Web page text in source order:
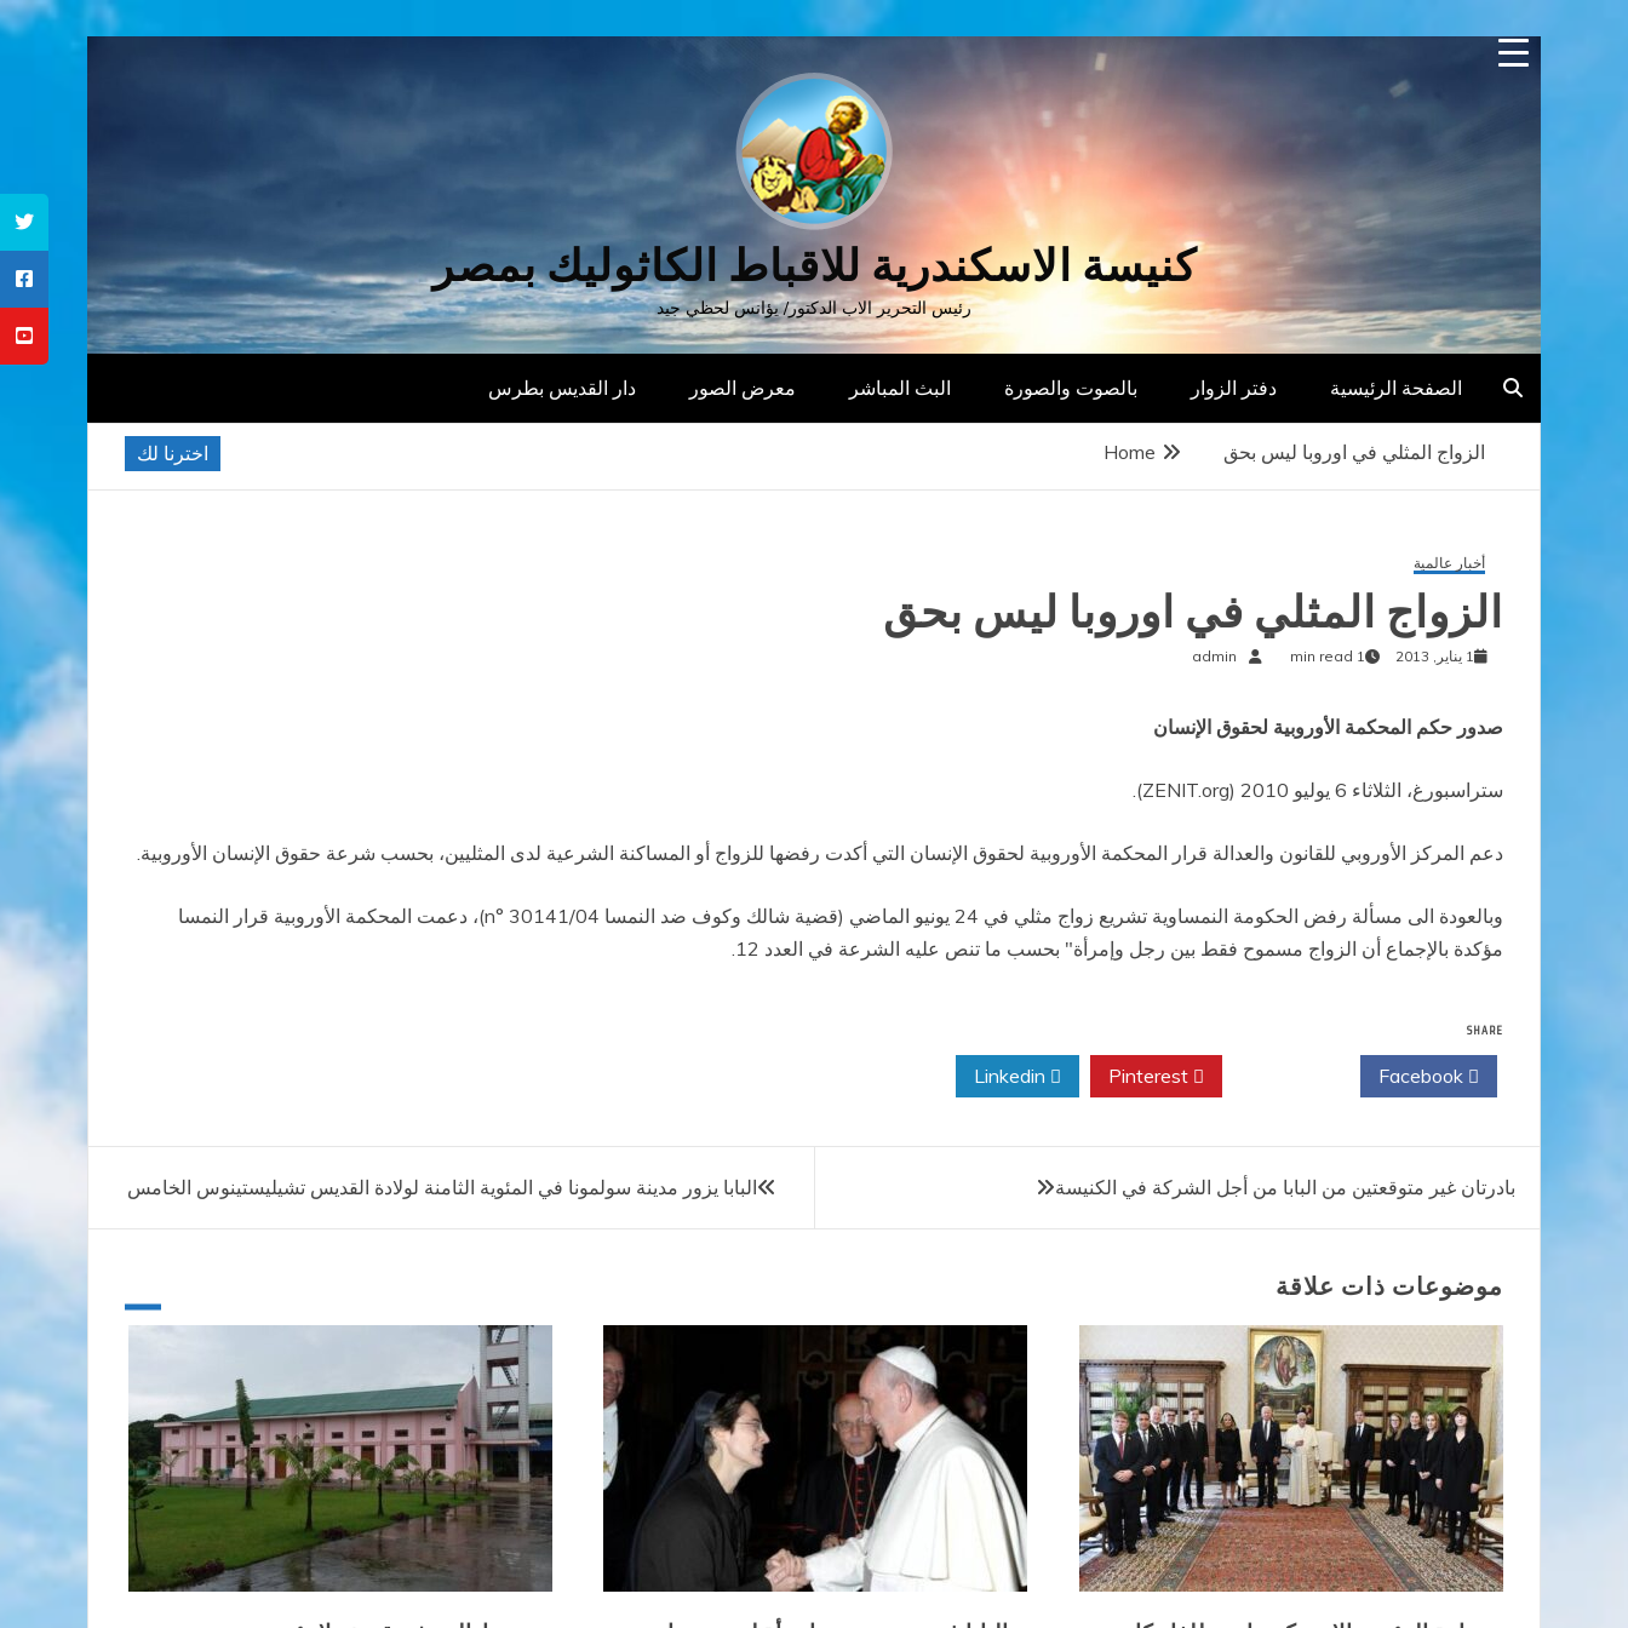
Skip
كنيسة الاسكندرية للاقباط الكاثوليك بمصر
رئيس التحرير الاب الدكتور/ يؤانس لحظي جيد
الصفحة الرئيسية دفتر الزوار بالصوت والصورة البث المباشر معرض الصور دار القديس بطرس
اخترنا لك Home الزواج المثلي في اوروبا ليس بحق
أخبار عالمية
الزواج المثلي في اوروبا ليس بحق
1 يناير, 2013 1 min read
admin
صدور حكم المحكمة الأوروبية لحقوق الإنسان
ستراسبورغ، الثلاثاء 6 يوليو 2010 (ZENIT.org).
دعم المركز الأوروبي للقانون والعدالة قرار المحكمة الأوروبية لحقوق الإنسان التي أكدت رفضها للزواج أو المساكنة الشرعية لدى المثليين، بحسب شرعة حقوق الإنسان الأوروبية.
وبالعودة الى مسألة رفض الحكومة النمساوية تشريع زواج مثلي في 24 يونيو الماضي (قضية شالك وكوف ضد النمسا n° 30141/04)، دعمت المحكمة الأوروبية قرار النمسا
مؤكدة بالإجماع أن الزواج مسموح فقط بين رجل وإمرأة" بحسب ما تنص عليه الشرعة في العدد 12.
SHARE
تصفّح
المقالات
البابا يزور مدينة سولمونا في المئوية الثامنة لولادة القديس تشيليستينوس الخامس بادرتان غير متوقعتين من البابا من أجل الشركة في الكنيسة
موضوعات ذات علاقة